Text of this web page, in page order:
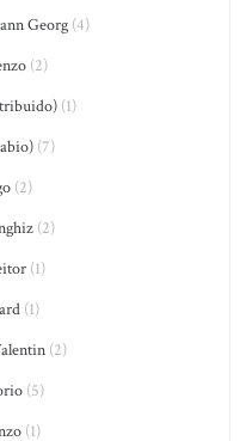
Georg (4)
(2)
(1)
(7)
(2)
(2)
(1)
(1)
(2)
(5)
(1)